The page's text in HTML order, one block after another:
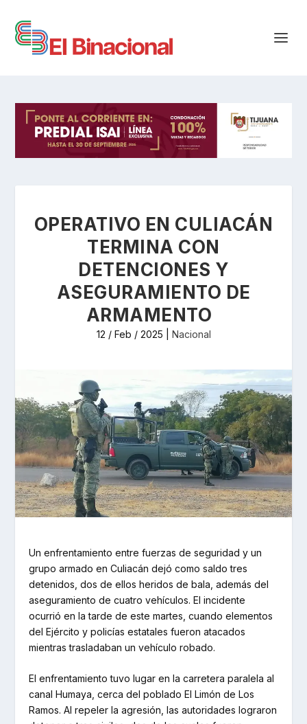
OPERATIVO EN CULIACÁN
TERMINA CON
DETENCIONES Y
ASEGURAMIENTO DE
ARMAMENTO
12 / Feb / 2025 Nacional
Un enfrentamiento entre fuerzas de seguridad y un
grupo armado en Culiacán dejó como saldo tres
detenidos, dos de ellos heridos de bala, además del
aseguramiento de cuatro vehículos. El incidente
ocurrió en la tarde de este martes, cuando elementos
del Ejército y policías estatales fueron atacados
mientras trasladaban un vehículo robado.
El enfrentamiento tuvo lugar en la carretera paralela al
canal Humaya, cerca del poblado El Limón de Los
Ramos. Al repeler la agresión, las autoridades lograron